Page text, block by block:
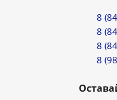
8
8
8
8